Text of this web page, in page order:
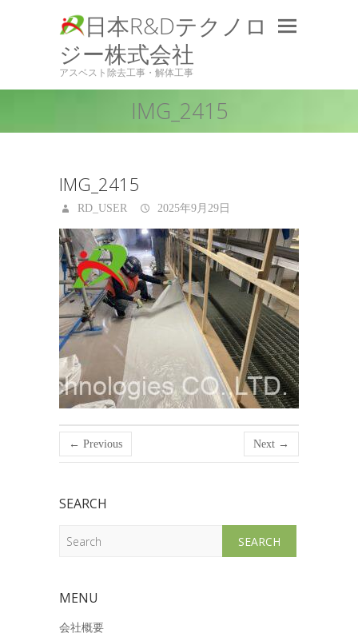
日本R&Dテクノロ
ジー株式会社
アスベスト除去工事・解体工事
IMG_2415
IMG_2415
RD_USER 2025年9月29日
← Previous Next →
SEARCH
MENU
会社概要